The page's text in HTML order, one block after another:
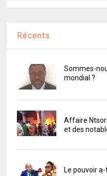
Récents
Sommes-
mondial ?
Affaire
et des
Le pouvoir